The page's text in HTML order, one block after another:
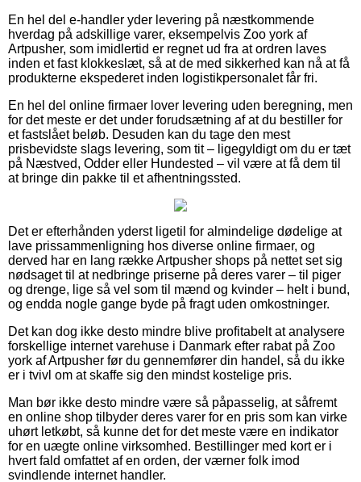
En hel del e-handler yder levering på næstkommende
hverdag på adskillige varer, eksempelvis Zoo york af
Artpusher, som imidlertid er regnet ud fra at ordren laves
inden et fast klokkeslæt, så at de med sikkerhed kan nå at få
produkterne ekspederet inden logistikpersonalet får fri.
En hel del online firmaer lover levering uden beregning, men
for det meste er det under forudsætning af at du bestiller for
et fastslået beløb. Desuden kan du tage den mest
prisbevidste slags levering, som tit – ligegyldigt om du er tæt
på Næstved, Odder eller Hundested – vil være at få dem til
at bringe din pakke til et afhentningssted.
Det er efterhånden yderst ligetil for almindelige dødelige at
lave prissammenligning hos diverse online firmaer, og
derved har en lang række Artpusher shops på nettet set sig
nødsaget til at nedbringe priserne på deres varer – til piger
og drenge, lige så vel som til mænd og kvinder – helt i bund,
og endda nogle gange byde på fragt uden omkostninger.
Det kan dog ikke desto mindre blive profitabelt at analysere
forskellige internet varehuse i Danmark efter rabat på Zoo
york af Artpusher før du gennemfører din handel, så du ikke
er i tvivl om at skaffe sig den mindst kostelige pris.
Man bør ikke desto mindre være så påpasselig, at såfremt
en online shop tilbyder deres varer for en pris som kan virke
uhørt letkøbt, så kunne det for det meste være en indikator
for en uægte online virksomhed. Bestillinger med kort er i
hvert fald omfattet af en orden, der værner folk imod
svindlende internet handler.